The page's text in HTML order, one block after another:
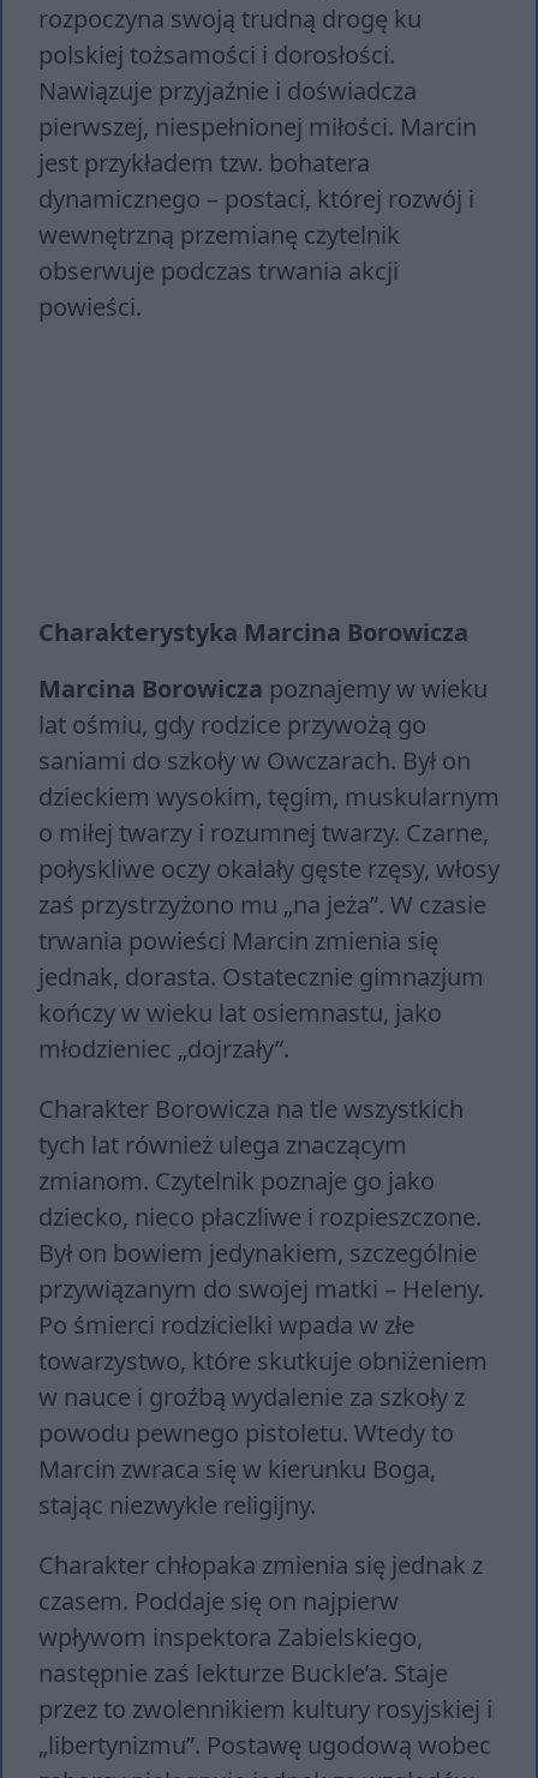
rozpoczyna swoją trudną drogę ku
polskiej tożsamości i dorosłości.
Nawiązuje przyjaźnie i doświadcza
pierwszej, niespełnionej miłości. Marcin
jest przykładem tzw. bohatera
dynamicznego – postaci, której rozwój i
wewnętrzną przemianę czytelnik
obserwuje podczas trwania akcji
powieści.
Charakterystyka Marcina Borowicza
Marcina Borowicza poznajemy w wieku
lat ośmiu, gdy rodzice przywożą go
saniami do szkoły w Owczarach. Był on
dzieckiem wysokim, tęgim, muskularnym
o miłej twarzy i rozumnej twarzy. Czarne,
połyskliwe oczy okalały gęste rzęsy, włosy
zaś przystrzyżono mu „na jeża”. W czasie
trwania powieści Marcin zmienia się
jednak, dorasta. Ostatecznie gimnazjum
kończy w wieku lat osiemnastu, jako
młodzieniec „dojrzały”.
Charakter Borowicza na tle wszystkich
tych lat również ulega znaczącym
zmianom. Czytelnik poznaje go jako
dziecko, nieco płaczliwe i rozpieszczone.
Był on bowiem jedynakiem, szczególnie
przywiązanym do swojej matki – Heleny.
Po śmierci rodzicielki wpada w złe
towarzystwo, które skutkuje obniżeniem
w nauce i groźbą wydalenie za szkoły z
powodu pewnego pistoletu. Wtedy to
Marcin zwraca się w kierunku Boga,
stając niezwykle religijny.
Charakter chłopaka zmienia się jednak z
czasem. Poddaje się on najpierw
wpływom inspektora Zabielskiego,
następnie zaś lekturze Buckle’a. Staje
przez to zwolennikiem kultury rosyjskiej i
„libertynizmu”. Postawę ugodową wobec